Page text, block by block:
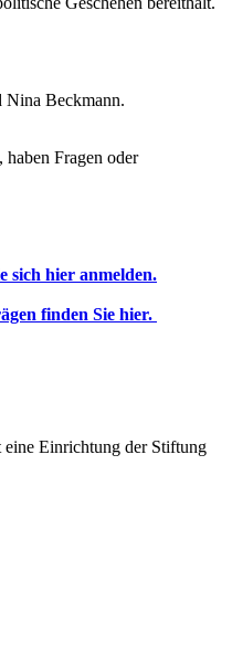
Nina Beckmann.
haben Fragen oder
sich hier anmelden.
finden Sie hier.
Einrichtung der Stiftung